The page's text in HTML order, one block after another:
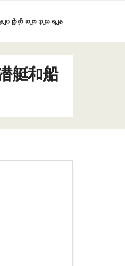
ျုပျတို့ကိုဆကျသှယျရနျ
艇和船